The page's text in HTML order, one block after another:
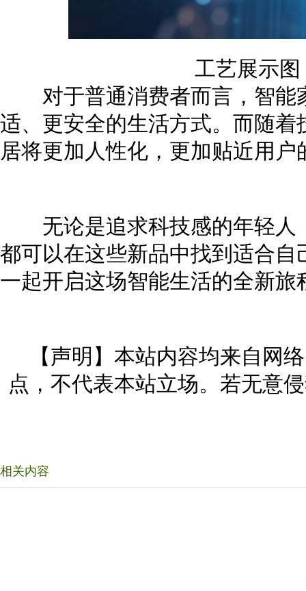
工艺展示
对于普通消费者而言，智能
适、更安全的生活方式。而随
居将更加人性化，更加贴近用户
无论是追求科技感的年轻人
都可以在这些新品中找到适合
一起开启这场智能生活的全新旅
【声明】本站内容均来自网
点，不代表本站立场。若无意
相关内容